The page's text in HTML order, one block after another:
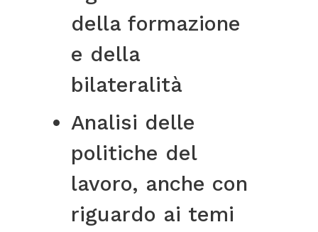
della formazione
e della
bilateralità
Analisi delle
politiche del
lavoro, anche con
riguardo ai temi